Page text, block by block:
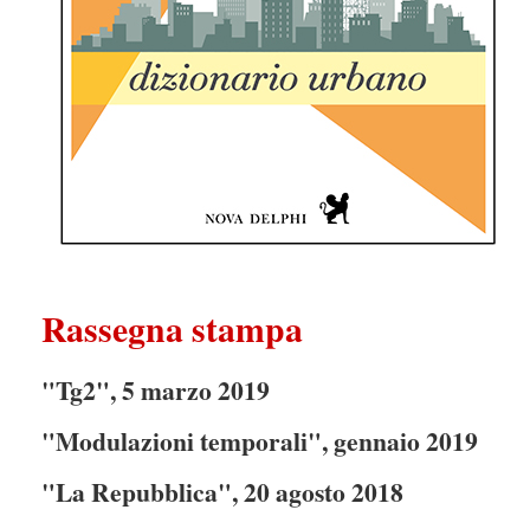
Rassegna stampa
"Tg2", 5 marzo 2019
"Modulazioni temporali", gennaio 2019
"La Repubblica", 20 agosto 2018